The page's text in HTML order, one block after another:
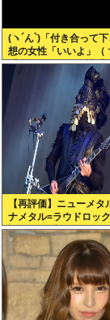
(ヽ´ん`)「付き合って
想の女性「いいよ」（
「ほんと！？」女性「
食べたらね」
【再評価】ニューメタ
ナメタル=ラウドロッ
語）がZに刺さってる
前らがキッズの頃好き
ドは何？